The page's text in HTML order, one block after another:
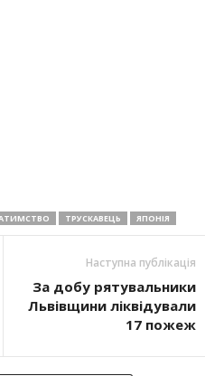
ТРУСКАВЕЦЬ ЯПОНІЯ
Наступна публікація
За добу рятувальники
Львівщини ліквідували
17 пожеж